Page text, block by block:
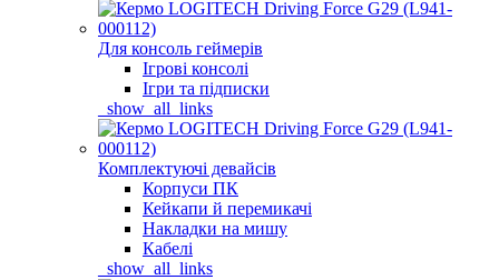
Для консоль геймерів
Ігрові консолі
Ігри та підписки
_show_all_links
Комплектуючі девайсів
Корпуси ПК
Кейкапи й перемикачі
Накладки на мишу
Кабелі
_show_all_links